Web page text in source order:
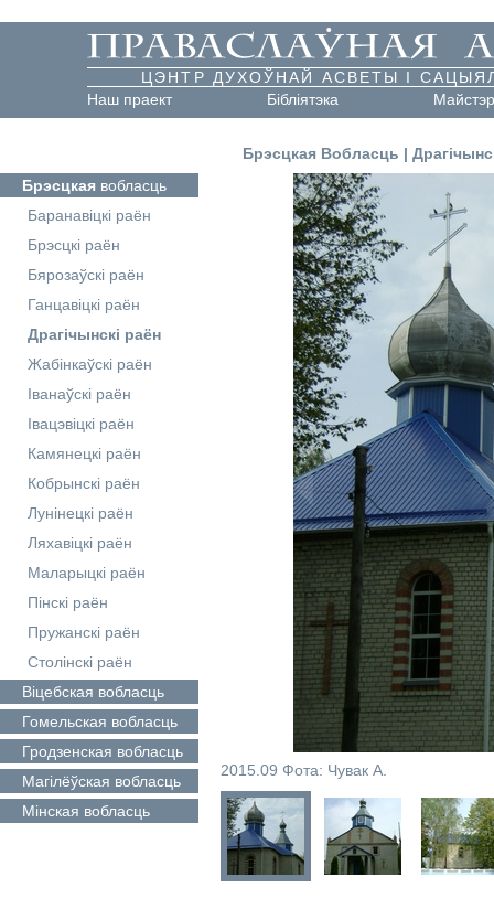
ЦЭНТР ДУХОЎНАЙ АСВЕТЫ І
Наш праект
Бібліятэка
Брэсцкая Вобласць |
Брэсцкая вобласць
Баранавіцкі раён
Брэсцкі раён
Бярозаўскі раён
Ганцавіцкі раён
Драгічынскі раён
Жабінкаўскі раён
Іванаўскі раён
Івацэвіцкі раён
Камянецкі раён
Кобрынскі раён
Лунінецкі раён
Ляхавіцкі раён
Маларыцкі раён
Пінскі раён
Пружанскі раён
Столінскі раён
Віцебская вобласць
Гомельская вобласць
Гродзенская вобласць
Магілёўская вобласць
Мінская вобласць
2015.09 Фота: Чувак А.